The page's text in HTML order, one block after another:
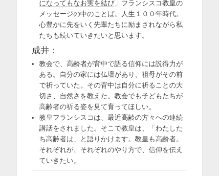
になってもなお実を結び 」フランシスコ教皇の
メッセージの中のことば。人生１００年時代。
心豊かに先をいく先輩たちに励まされながら私
たちも続いていきたいと思います。
成井：
教会で、高齢者が背中で語る信仰には説得力が
ある。自分の家には仏壇があり、祖母がその前
で祈っていた。その背中は自分に祈ることの大
切さ、自然さを教えた。教会でも子どもたちが
高齢者の祈る姿を見て育ってほしい。
教皇フランシスコは、最近高齢の方々への連続
講話をされました。そこで教皇は、「わたした
ち高齢者は」と語りかけます。教皇も高齢者。
それぞれが、それぞれのやり方で、信仰を伝え
ていきたい。